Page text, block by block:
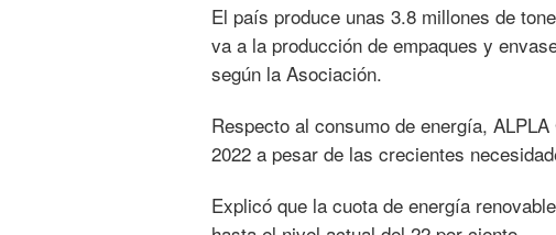
El país produce unas 3.8 millones de
va a la producción de empaques y
según la Asociación.
Respecto al consumo de energía,
2022 a pesar de las crecientes
Explicó que la cuota de energía